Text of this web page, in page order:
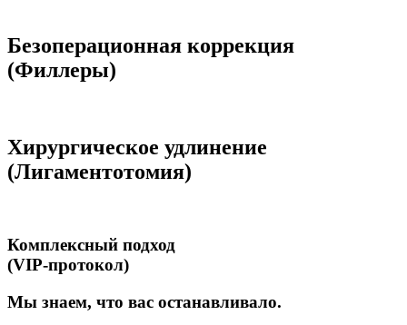
Безоперационная коррекция
(Филлеры)
Хирургическое удлинение
(Лигаментотомия)
Комплексный подход
(VIP-протокол)
Мы знаем, что вас останавливало.